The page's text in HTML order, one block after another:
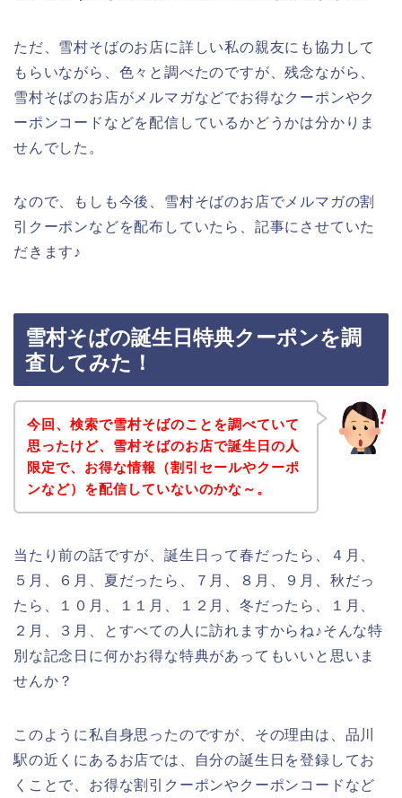
ただ、雪村そばのお店に詳しい私の親友にも協力して
もらいながら、色々と調べたのですが、残念ながら、
雪村そばのお店がメルマガなどでお得なクーポンやク
ーポンコードなどを配信しているかどうかは分かりま
せんでした。
なので、もしも今後、雪村そばのお店でメルマガの割
引クーポンなどを配布していたら、記事にさせていた
だきます♪
雪村そばの誕生日特典クーポンを調
査してみた！
今回、検索で雪村そばのことを調べていて
思ったけど、雪村そばのお店で誕生日の人
限定で、お得な情報（割引セールやクーポ
ンなど）を配信していないのかな～。
当たり前の話ですが、誕生日って春だったら、４月、
５月、６月、夏だったら、７月、８月、９月、秋だっ
たら、１０月、１１月、１２月、冬だったら、１月、
２月、３月、とすべての人に訪れますからね♪そんな特
別な記念日に何かお得な特典があってもいいと思いま
せんか？
このように私自身思ったのですが、その理由は、品川
駅の近くにあるお店では、自分の誕生日を登録してお
くことで、お得な割引クーポンやクーポンコードなど